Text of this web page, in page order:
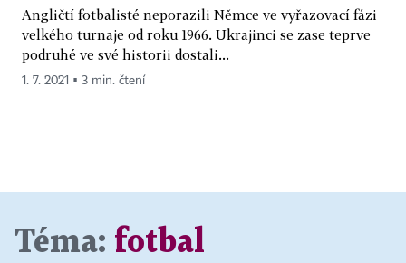
Angličtí fotbalisté neporazili Němce ve vyřazovací fázi
velkého turnaje od roku 1966. Ukrajinci se zase teprve
podruhé ve své historii dostali...
1. 7. 2021 ▪ 3 min. čtení
Téma: fotbal